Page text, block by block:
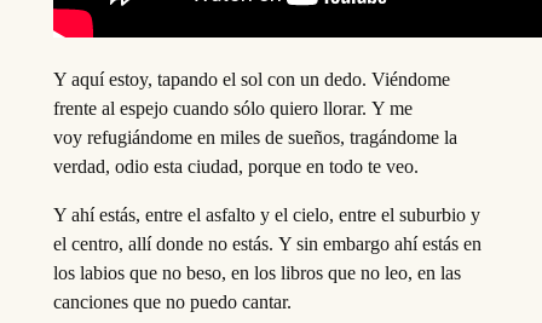
Y aquí estoy, tapando el sol con un dedo. Viéndome
frente al espejo cuando sólo quiero llorar. Y me
voy refugiándome en miles de sueños, tragándome la
verdad, odio esta ciudad, porque en todo te veo.
Y ahí estás, entre el asfalto y el cielo, entre el suburbio y
el centro, allí donde no estás. Y sin embargo ahí estás en
los labios que no beso, en los libros que no leo, en las
canciones que no puedo cantar.